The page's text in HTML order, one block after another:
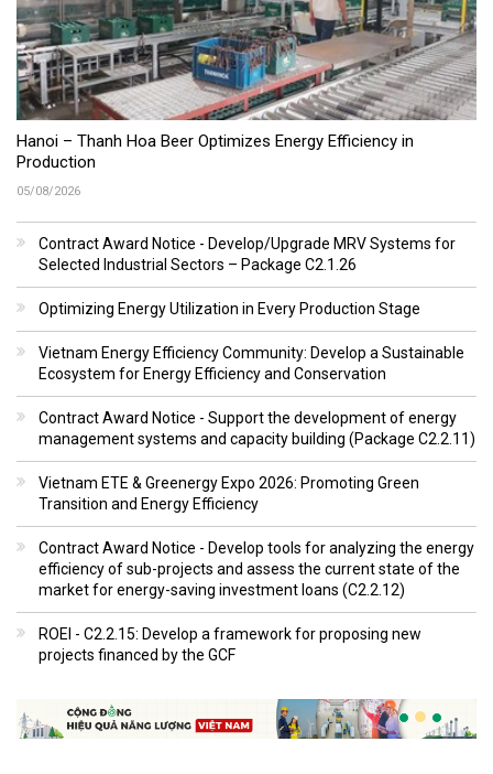
Hanoi – Thanh Hoa Beer Optimizes Energy Efficiency in
Production
05/08/2026
Contract Award Notice - Develop/Upgrade MRV Systems for
Selected Industrial Sectors – Package C2.1.26
Optimizing Energy Utilization in Every Production Stage
Vietnam Energy Efficiency Community: Develop a Sustainable
Ecosystem for Energy Efficiency and Conservation
Contract Award Notice - Support the development of energy
management systems and capacity building (Package C2.2.11)
Vietnam ETE & Greenergy Expo 2026: Promoting Green
Transition and Energy Efficiency
Contract Award Notice - Develop tools for analyzing the energy
efficiency of sub-projects and assess the current state of the
market for energy-saving investment loans (C2.2.12)
ROEI - C2.2.15: Develop a framework for proposing new
projects financed by the GCF